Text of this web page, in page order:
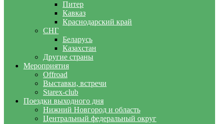
Питер
Кавказ
Краснодарский край
СНГ
Беларусь
Казахстан
Другие страны
Мероприятия
Offroad
Выставки, встречи
Starex-club
Поездки выходного дня
Нижний Новгород и область
Центральный федеральный округ